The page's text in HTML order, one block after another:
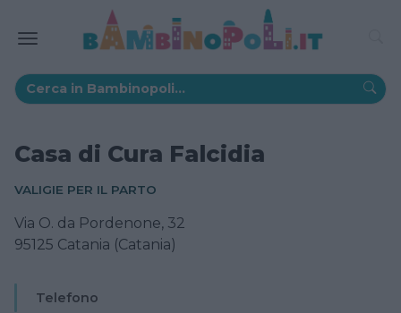
Casa di Cura Falcidia
VALIGIE PER IL PARTO
Via O. da Pordenone, 32
95125 Catania (Catania)
Telefono